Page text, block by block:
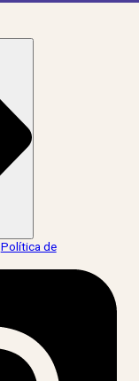
Política de